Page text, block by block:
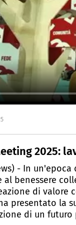
2025:
- In
al benessere
di valore
presentato la
di un